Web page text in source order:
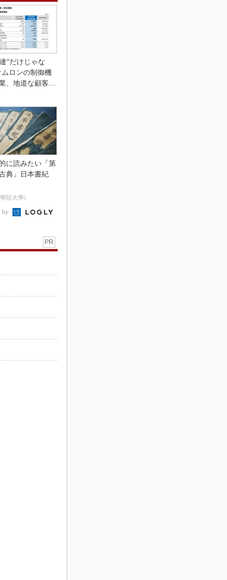
“だけじゃな
ムロンの制御機
、地道な顧客基
に読みたい「第
典」日本書紀
院大學)
by
PR